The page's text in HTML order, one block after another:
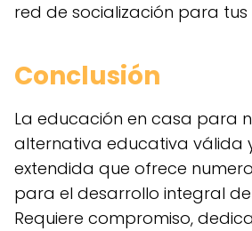
red de socialización para tus
Conclusión
La educación en casa para
alternativa educativa válida
extendida que ofrece
para el desarrollo integral de
Requiere compromiso,